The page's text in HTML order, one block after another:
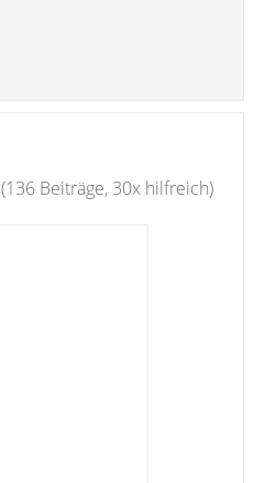
(136 Beiträge, 30x hilfreich)